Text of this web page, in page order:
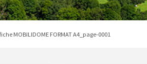
MOBILIDOME FORMAT A4_page-0001